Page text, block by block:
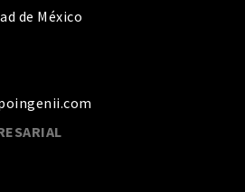
de México